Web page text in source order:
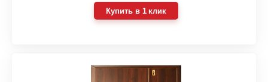
Купить в 1 клик